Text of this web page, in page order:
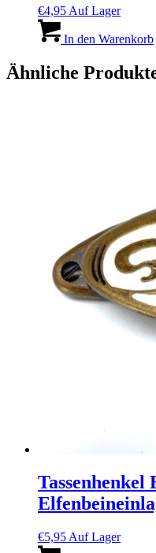
€4,95 Auf Lager
In den Warenkorb
Ähnliche
€5,95 Auf Lager